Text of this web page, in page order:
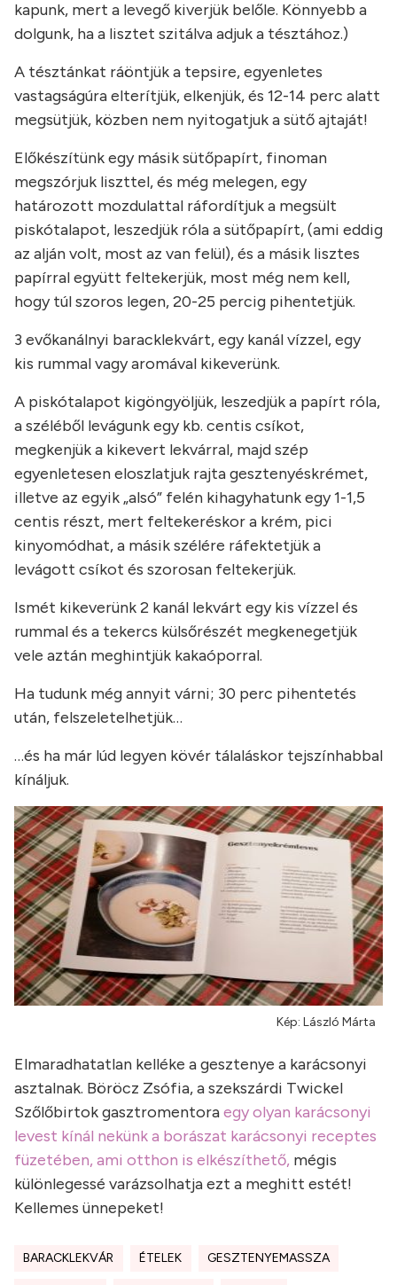
kapunk, mert a levegő kiverjük belőle. Könnyebb a
dolgunk, ha a lisztet szitálva adjuk a tésztához.)
A tésztánkat ráöntjük a tepsire, egyenletes
vastagságúra elterítjük, elkenjük, és 12-14 perc alatt
megsütjük, közben nem nyitogatjuk a sütő ajtaját!
Előkészítünk egy másik sütőpapírt, finoman
megszórjuk liszttel, és még melegen, egy
határozott mozdulattal ráfordítjuk a megsült
piskótalapot, leszedjük róla a sütőpapírt, (ami eddig
az alján volt, most az van felül), és a másik lisztes
papírral együtt feltekerjük, most még nem kell,
hogy túl szoros legen, 20-25 percig pihentetjük.
3 evőkanálnyi baracklekvárt, egy kanál vízzel, egy
kis rummal vagy aromával kikeverünk.
A piskótalapot kigöngyöljük, leszedjük a papírt róla,
a széléből levágunk egy kb. centis csíkot,
megkenjük a kikevert lekvárral, majd szép
egyenletesen eloszlatjuk rajta gesztenyéskrémet,
illetve az egyik „alsó” felén kihagyhatunk egy 1-1,5
centis részt, mert feltekeréskor a krém, pici
kinyomódhat, a másik szélére ráfektetjük a
levágott csíkot és szorosan feltekerjük.
Ismét kikeverünk 2 kanál lekvárt egy kis vízzel és
rummal és a tekercs külsőrészét megkenegetjük
vele aztán meghintjük kakaóporral.
Ha tudunk még annyit várni; 30 perc pihentetés
után, felszeletelhetjük…
…és ha már lúd legyen kövér tálaláskor tejszínhabbal
kínáljuk.
Kép: László Márta
Elmaradhatatlan kelléke a gesztenye a karácsonyi
asztalnak. Böröcz Zsófia, a szekszárdi Twickel
Szőlőbirtok gasztromentoraegy olyan karácsonyi
levest kínál nekünk a borászat karácsonyi receptes
füzetében, ami otthon is elkészíthető, mégis
különlegessé varázsolhatja ezt a meghitt estét!
Kellemes ünnepeket!
BARACKLEKVÁR ÉTELEK GESZTENYEMASSZA